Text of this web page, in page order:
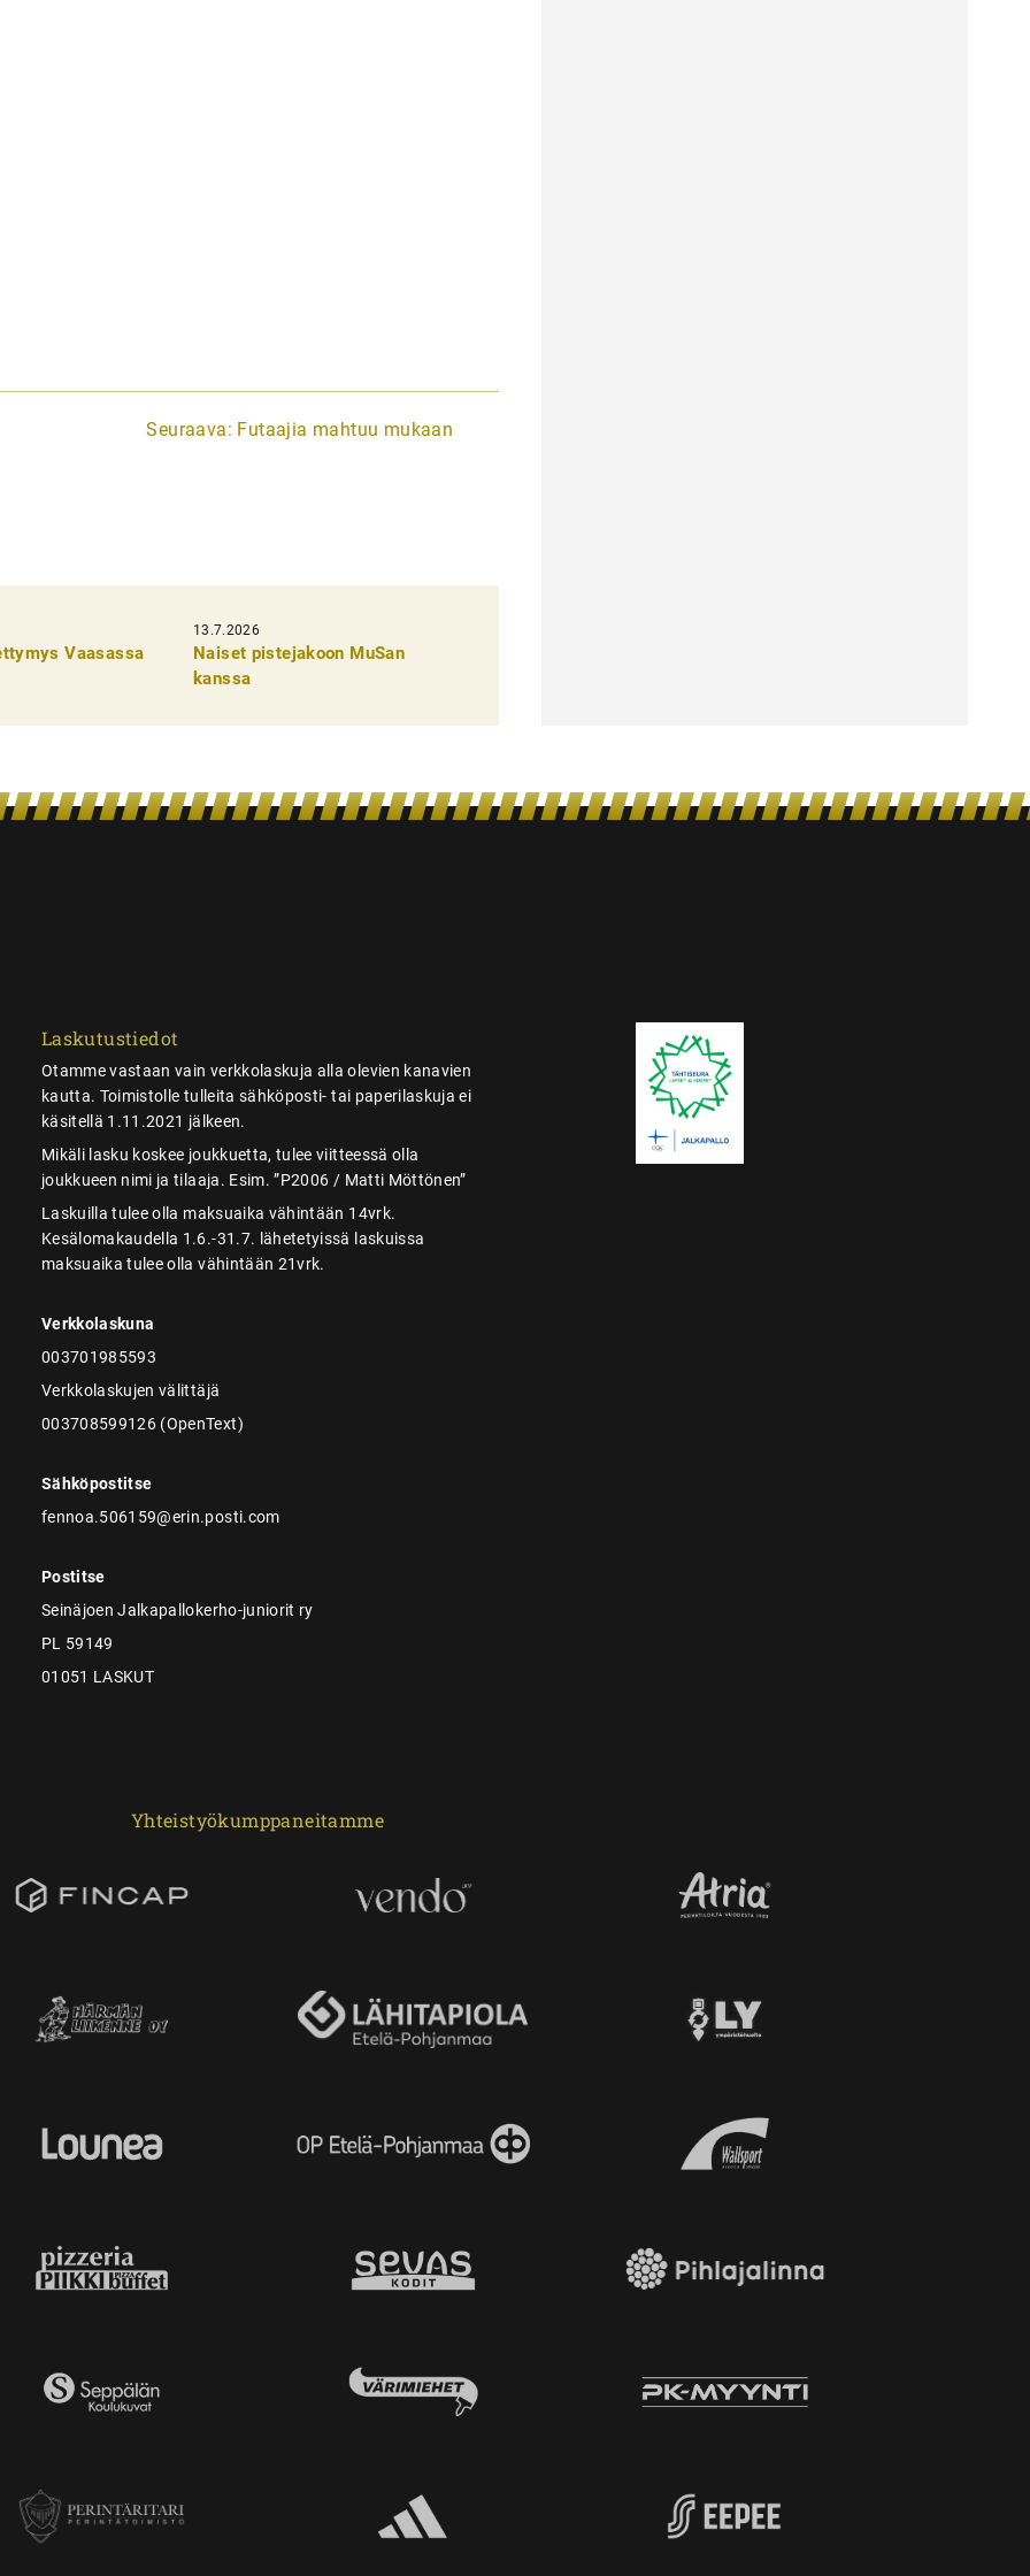
Seuraava: Futaajia mahtuu mukaan
Vaasassa
13.7.2026
Naiset pistejakoon MuSan
kanssa
Laskutustiedot
Otamme vastaan vain verkkolaskuja alla olevien kanavien
kautta. Toimistolle tulleita sähköposti- tai paperilaskuja ei
käsitellä 1.11.2021 jälkeen.
Mikäli lasku koskee joukkuetta, tulee viitteessä olla
joukkueen nimi ja tilaaja. Esim. ”P2006 / Matti Möttönen”
Laskuilla tulee olla maksuaika vähintään 14vrk.
Kesälomakaudella 1.6.-31.7. lähetetyissä laskuissa
maksuaika tulee olla vähintään 21vrk.
Verkkolaskuna
003701985593
Verkkolaskujen välittäjä
003708599126 (OpenText)
Sähköpostitse
fennoa.506159@erin.posti.com
Postitse
Seinäjoen Jalkapallokerho-juniorit ry
PL 59149
01051 LASKUT
Yhteistyökumppaneitamme